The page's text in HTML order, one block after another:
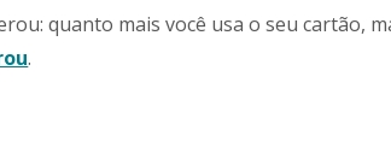
quanto mais você usa o seu cartão,
.